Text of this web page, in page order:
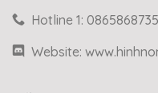
Hotline 1: 0865868735
Website: